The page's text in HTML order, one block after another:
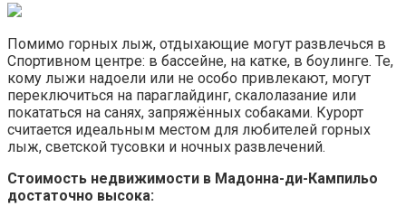
Помимо горных лыж, отдыхающие могут развлечься в
Спортивном центре: в бассейне, на катке, в боулинге. Те,
кому лыжи надоели или не особо привлекают, могут
переключиться на параглайдинг, скалолазание или
покататься на санях, запряжённых собаками. Курорт
считается идеальным местом для любителей горных
лыж, светской тусовки и ночных развлечений.
Стоимость недвижимости в Мадонна-ди-Кампильо
достаточно высока: